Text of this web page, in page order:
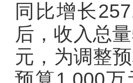
同比增长
后，收入总
元，为调整